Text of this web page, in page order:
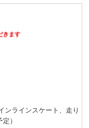
きます
ンラインスケート、走り
）